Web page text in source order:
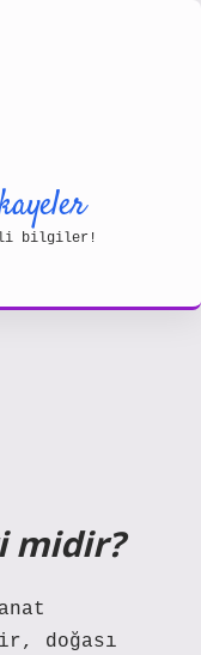
bilgiler!
midir?
doğası